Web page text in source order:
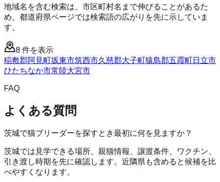
地域名を含む検索は、市区町村名まで伸びることがあるた
め、都道府県ページでは検索語の広がりを先に示していま
す。
8 件を表示
稲敷郡阿見町坂東市筑西市久慈郡大子町猿島郡五霞町日立市
ひたちなか市常陸大宮市
FAQ
よくある質問
茨城で猫ブリーダーを探すとき最初に何を見ますか？
茨城では見学できる場所、親猫情報、譲渡条件、ワクチン、
引き渡し時期を先に確認します。近隣県も含めると候補を比
べやすくなります。